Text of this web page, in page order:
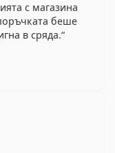
с магазина
беше
в сряда.